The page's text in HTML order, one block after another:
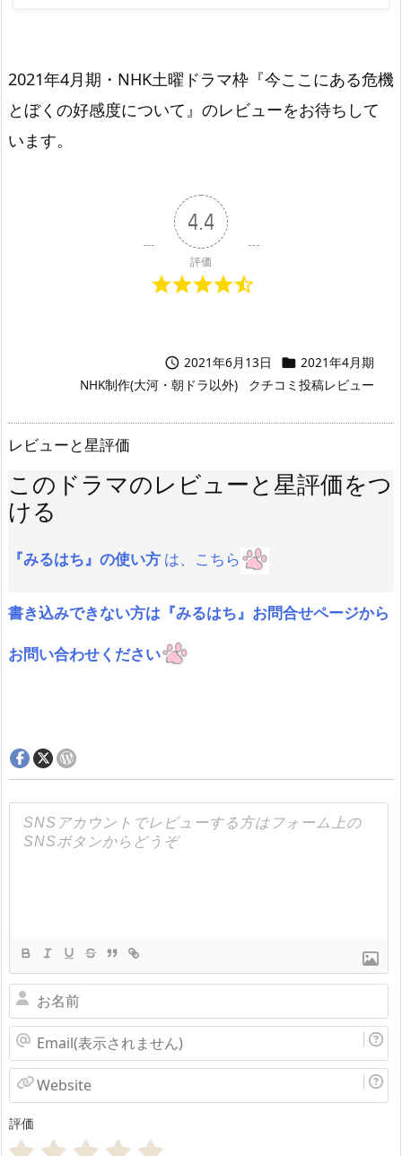
2021年4月期・NHK土曜ドラマ枠『今ここにある危機
とぼくの好感度について』のレビューをお待ちして
います。
4.4
評価
 2021年6月13日  2021年4月期
NHK制作(大河・朝ドラ以外)
クチコミ投稿レビュー
レビューと星評価
このドラマのレビューと星評価をつ
ける
『みるはち』の使い方 は、こちら
書き込みできない方は『みるはち』お問合せページから
お問い合わせください
お
名
前
Email(表
示
さ
れ
Website
評価